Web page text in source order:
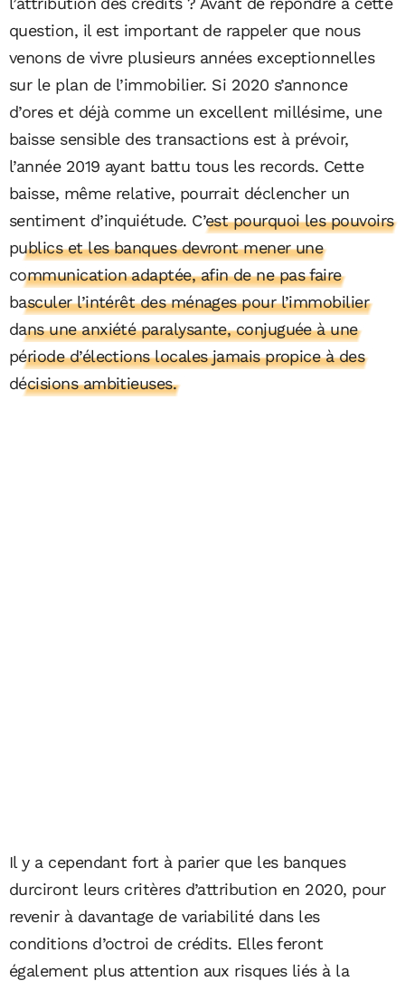
question, il est important de rappeler que nous
venons de vivre plusieurs années exceptionnelles
sur le plan de l’immobilier. Si 2020 s’annonce
d’ores et déjà comme un excellent millésime, une
baisse sensible des transactions est à prévoir,
l’année 2019 ayant battu tous les records. Cette
baisse, même relative, pourrait déclencher un
sentiment d’inquiétude. C’est pourquoi les pouvoirs
publics et les banques devront mener une
communication adaptée, afin de ne pas faire
basculer l’intérêt des ménages pour l’immobilier
dans une anxiété paralysante, conjuguée à une
période d’élections locales jamais propice à des
décisions ambitieuses.
Il y a cependant fort à parier que les banques
durciront leurs critères d’attribution en 2020, pour
revenir à davantage de variabilité dans les
conditions d’octroi de crédits. Elles feront
également plus attention aux risques liés à la